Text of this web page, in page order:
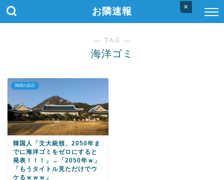
×
お隣速報
― TAG ―
海洋ゴミ
韓国の反応
韓国人「文大統領、2050年ま
でに海洋ゴミをゼロにすると
発表！！！」→「2050年ｗ」
「もうタイトル見ただけでウ
ケるｗｗｗ」